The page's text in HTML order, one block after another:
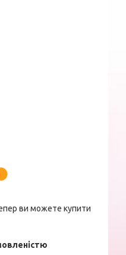
ви можете купити